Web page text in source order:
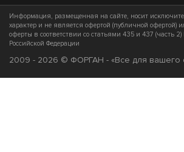
Информация, размещенная на сайте, носит
характер и не является офертой (публичной офертой)
оферты в соответствии со статьями 435 и 437 (часть 2)
Российской Федерации
2009 - 2026 © ФОРГАН - «Все для вашего